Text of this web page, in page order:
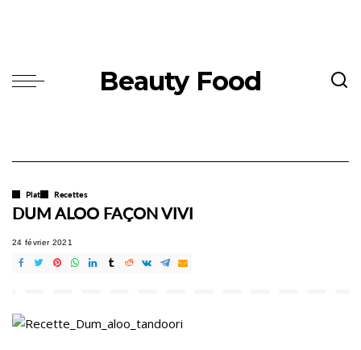
Beauty Food
Plat Recettes
DUM ALOO FAÇON VIVI
24 février 2021